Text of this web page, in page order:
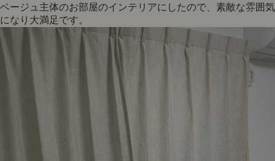
ベージュ主体のお部屋のインテリアにしたので、素敵な雰囲気
になり大満足です。